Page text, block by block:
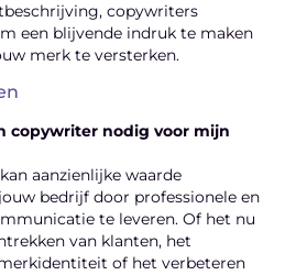
copywriters
een blijvende indruk te maken
merk te versterken.
copywriter nodig voor mijn
aanzienlijke waarde
bedrijf door professionele en
te leveren. Of het nu
van klanten, het
of het verbeteren